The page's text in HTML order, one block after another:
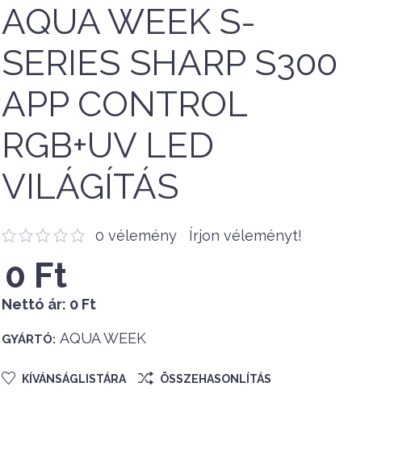
AQUA WEEK S-
SERIES SHARP S300
APP CONTROL
RGB+UV LED
VILÁGÍTÁS
0 vélemény Írjon véleményt!
0 Ft
Nettó ár: 0 Ft
GYÁRTÓ: AQUA WEEK
KÍVÁNSÁGLISTÁRA ÖSSZEHASONLÍTÁS